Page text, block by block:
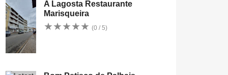
A Lagosta Restaurante
Marisqueira
★★★★★
★★★★★ (0 / 5)